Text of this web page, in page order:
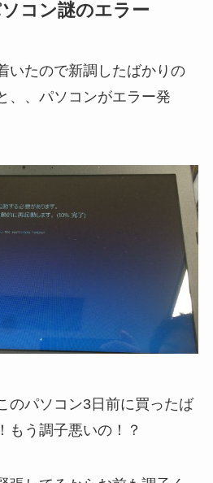
コン謎のエラー
いたので新調したばかりの
、、パソコンがエラー発
のパソコン3日前に買ったば
もう調子悪いの！？